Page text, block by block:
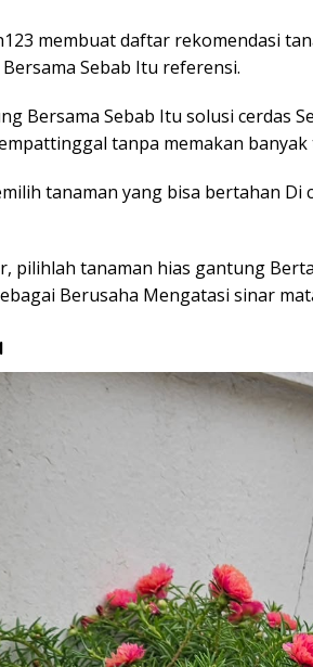
membuat daftar rekomendasi
Sebab Itu referensi.
Bersama Sebab Itu solusi cerdas
tanpa memakan banyak
tanaman yang bisa bertahan Di
pilihlah tanaman hias gantung
Berusaha Mengatasi sinar